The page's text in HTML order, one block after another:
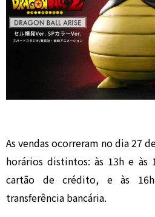
As vendas ocorreram no dia 27
horários distintos: às 13h e às
cartão de crédito, e às
transferência bancária.